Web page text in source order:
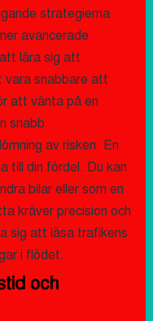
strategierna
avancerade
lära sig att
vara snabbare att
att vänta på en
snabb
av risken. En
till din fördel. Du kan
bilar eller som en
kräver precision och
sig att läsa trafikens
i flödet.
och